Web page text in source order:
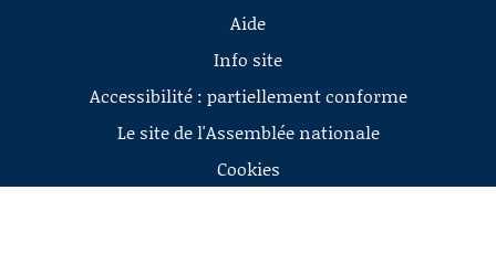
Aide
Info site
Accessibilité : partiellement conforme
Le site de l'Assemblée nationale
Cookies